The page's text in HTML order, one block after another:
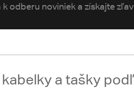
k odberu noviniek a získajte
kabelky a tašky